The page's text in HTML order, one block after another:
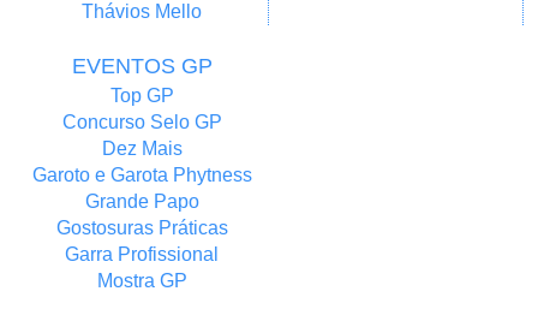
Thávios Mello
EVENTOS GP
Top GP
Concurso Selo GP
Dez Mais
Garoto e Garota Phytness
Grande Papo
Gostosuras Práticas
Garra Profissional
Mostra GP